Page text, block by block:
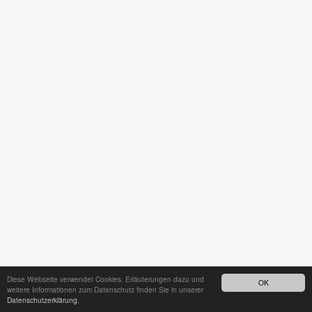
OK
Diese Webseite verwendet Cookies. Erläuterungen dazu und
weitere Informationen zum Datenschutz finden Sie in unserer
Datenschutzerklärung.24h - Bereitschaftsdienst unter